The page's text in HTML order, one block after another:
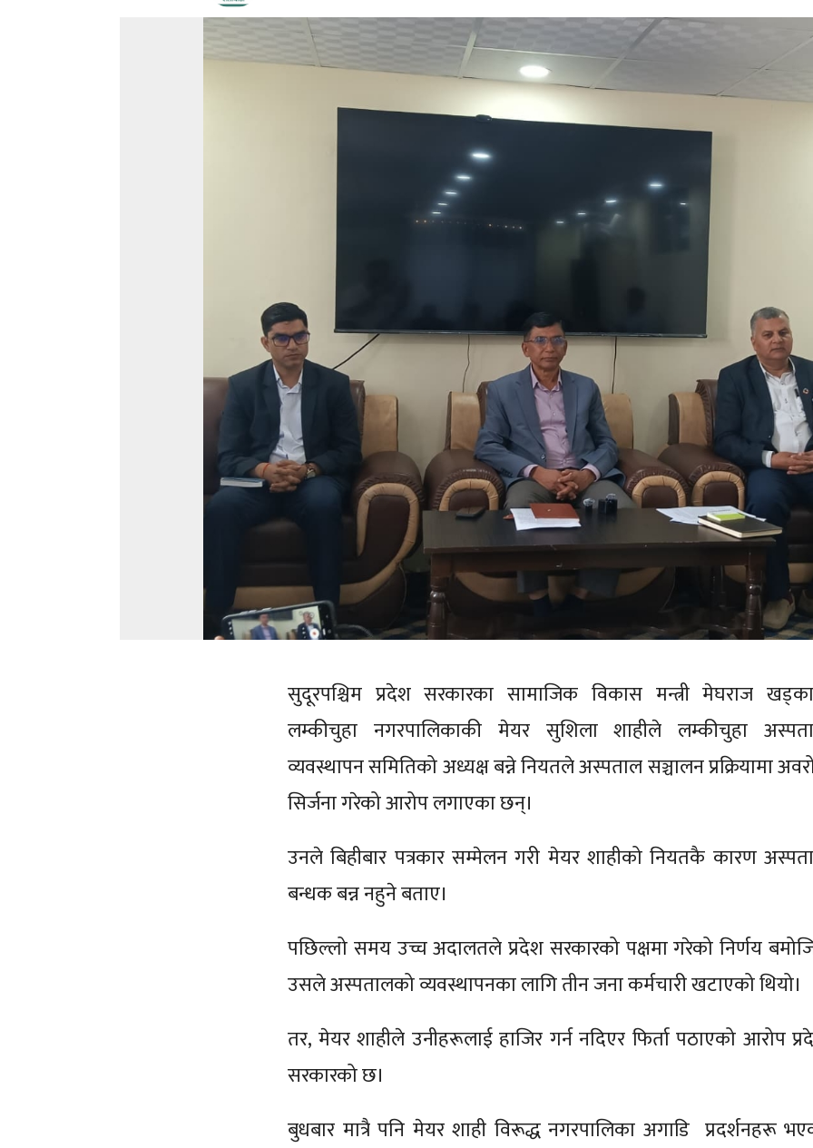
सुदूरपश्चिम प्रदेश सरकारका सामाजिक विकास मन्त्री मेघराज
लम्कीचुहा नगरपालिकाकी मेयर सुशिला शाहीले लम्कीचुहा
व्यवस्थापन समितिको अध्यक्ष बन्ने नियतले अस्पताल सञ्चालन प्रक्रियामा
सिर्जना गरेको आरोप लगाएका छन्।
उनले बिहीबार पत्रकार सम्मेलन गरी मेयर शाहीको नियतकै कारण
बन्धक बन्न नहुने बताए।
पछिल्लो समय उच्च अदालतले प्रदेश सरकारको पक्षमा गरेको निर्णय
उसले अस्पतालको व्यवस्थापनका लागि तीन जना कर्मचारी खटाएको थियो।
तर, मेयर शाहीले उनीहरूलाई हाजिर गर्न नदिएर फिर्ता पठाएको आरोप
सरकारको छ।
बुधबार मात्रै पनि मेयर शाही विरूद्ध नगरपालिका अगाडि प्रदर्शनहरू